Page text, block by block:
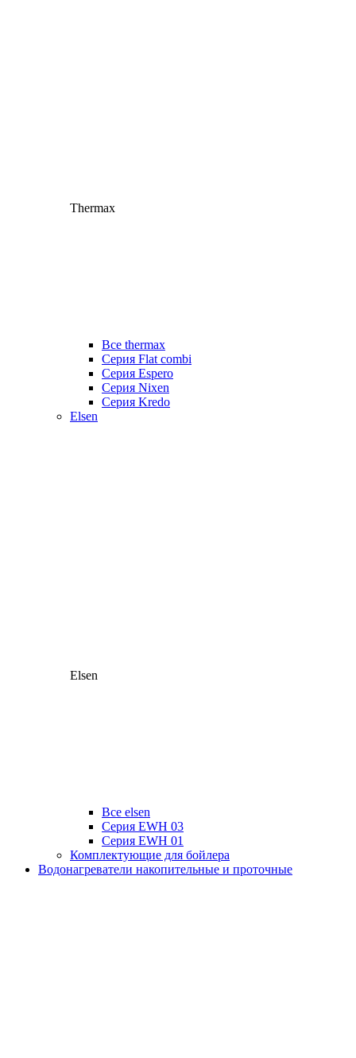
Thermax
Все thermax
Серия Flat combi
Серия Espero
Серия Nixen
Серия Kredo
Elsen
Elsen
Все elsen
Серия EWH 03
Серия EWH 01
Комплектующие для бойлера
Водонагреватели накопительные и проточные